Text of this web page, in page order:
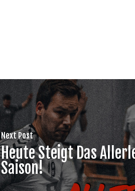
Next Post
Heute Steigt Das
Saison!